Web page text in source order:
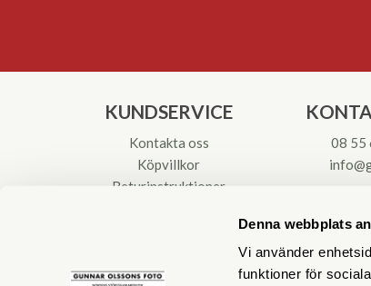
Denna webbplats
Vi använder
funktioner för
KUNDSERVICE
Kontakta oss
Köpvillkor
Returinstruktioner
08 55